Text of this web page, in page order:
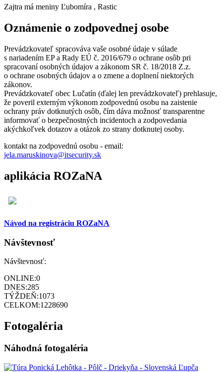
Zajtra má meniny Ľubomíra , Rastic
Oznámenie o zodpovednej osobe
Prevádzkovateľ spracováva vaše osobné údaje v súlade
s nariadením EP a Rady EÚ č. 2016/679 o ochrane osôb pri
spracovaní osobných údajov a zákonom SR č. 18/2018 Z.z.
o ochrane osobných údajov a o zmene a doplnení niektorých
zákonov.
Prevádzkovateľ obec Lučatín (ďalej len prevádzkovateľ) prehlasuje,
že poveril externým výkonom zodpovednú osobu na zaistenie
ochrany práv dotknutých osôb, čím dáva možnosť transparentne
informovať o bezpečnostných incidentoch a zodpovedania
akýchkoľvek dotazov a otázok zo strany dotknutej osoby.
kontakt na zodpovednú osobu - email:
jela.maruskinova@itsecurity.sk
aplikácia ROZaNA
Návod na registráciu ROZaNA
Návštevnosť
Návštevnosť:
ONLINE:0
DNES:285
TÝŽDEŇ:1073
CELKOM:1228690
Fotogaléria
Náhodná fotogaléria